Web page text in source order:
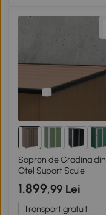
Sopron de Gradina din
Otel Suport Scule
1.899,99 Lei
Transport gratuit